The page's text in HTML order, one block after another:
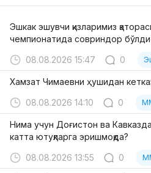
Эшкак эшувчи қизларимиз
чемпионатида совриндор бўлди
08.08.2026 15:47 0
Хамзат Чимаевни ҳушидан
08.08.2026 14:10 0
Нима учун Доғистон ва
катта ютуқларга эришмоқда?
08.08.2026 13:55 0